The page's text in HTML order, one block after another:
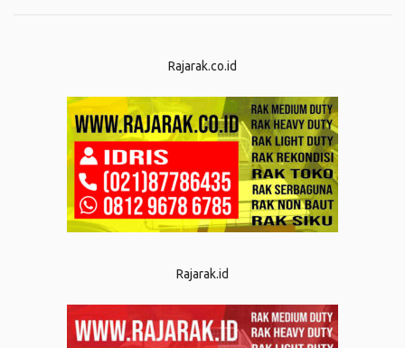
Rajarak.co.id
Rajarak.id